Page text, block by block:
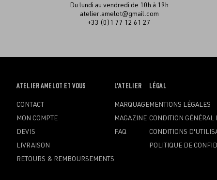
Du lundi au vendredi de 10h à 19h
atelier.amelot@gmail.com
+33 (0)1 77 12 61 27
OUVRIR
MENU
ATELIER AMELOT ET VOUS
CONTACT
MON COMPTE
DEVIS
LIVRAISON
RETOURS & REMBOURSEMENTS
OUVRIR
MENU
L'ATELIER
MARQUAGE
MAGAZINE
FAQ
OUVRIR
MENU
LÉGAL
MENTIONS LÉGALES
CONDITION GÉNÉRAL
CONDITIONS
POLITIQUE DE